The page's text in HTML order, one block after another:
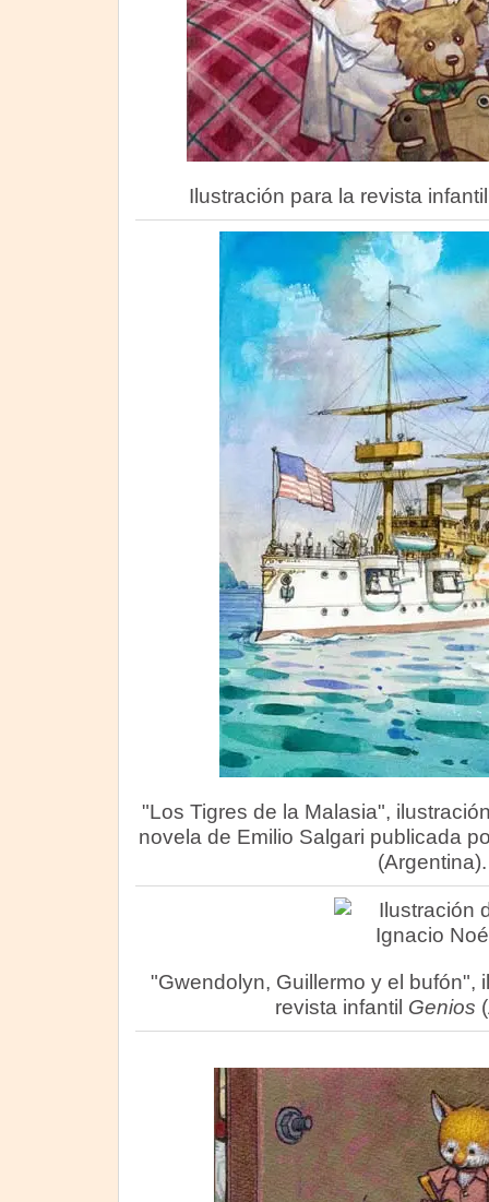
Ilustración para la revista
"Los Tigres de la Malasia",
novela de Emilio Salgari publicada
(Argentina).
"Gwendolyn, Guillermo y el bufón",
revista infantil Genios